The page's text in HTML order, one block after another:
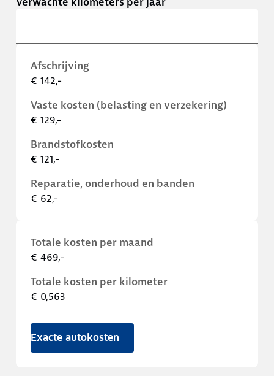
Afschrijving
€ 142,-
Vaste kosten (belasting en verzekering)
€ 129,-
Brandstofkosten
€ 121,-
Reparatie, onderhoud en banden
€ 62,-
Totale kosten per maand
€ 469,-
Totale kosten per kilometer
€ 0,563
Exacte autokosten